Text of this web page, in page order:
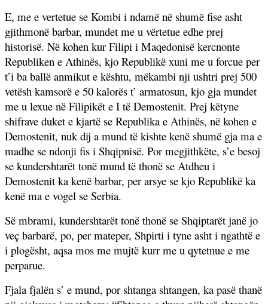
E, me e vertetue se Kombi i ndamë në shumë fise asht
gjithmonë barbar, mundet me u vërtetue edhe prej
historisë. Në kohen kur Filipi i Maqedonisë kercnonte
Republiken e Athinës, kjo Republikë xuni me u forcue per
t’i ba ballë anmikut e kështu, mëkambi nji ushtri prej 500
vetësh kamsorë e 50 kalorës t’ armatosun, kjo gja mundet
me u lexue në Filipikët e I të Demostenit. Prej këtyne
shifrave duket e kjartë se Republika e Athinës, në kohen e
Demostenit, nuk dij a mund të kishte kenë shumë gja ma e
madhe se ndonji fis i Shqipnisë. Por megjithkëte, s’e besoj
se kundershtarët tonë mund të thonë se Atdheu i
Demostenit ka kenë barbar, per arsye se kjo Republikë ka
kenë ma e vogel se Serbia.
Së mbrami, kundershtarët tonë thonë se Shqiptarët janë jo
veç barbarë, po, per mateper, Shpirti i tyne asht i ngathtë e
i plogësht, aqsa mos me mujtë kurr me u qytetnue e me
perparue.
Fjala fjalën s’ e mund, por shtanga shtangen, ka pasë thanë